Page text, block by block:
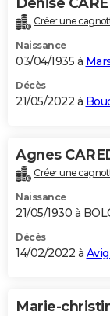
Créer une
Naissance
03/04/1935 à
Décès
21/05/2022 à
Agnes
Créer une
Naissance
21/05/1930 à
Décès
14/02/2022 à
Marie-